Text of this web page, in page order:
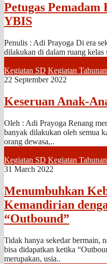
Petugas
YBIS
Penulis : Adi Prayoga Di era
dilakukan di dalam ruang kelas
Kegiatan SD Kegiatan Tahunan
22 September 2022
Keseruan Anak-
Oleh : Adi Prayoga Renang
banyak dilakukan oleh semua
orang dewasa,..
Kegiatan SD Kegiatan Tahunan
31 March 2022
Menumbuhkan
Kemandirian
“Outbound”
Tidak hanya sekedar bermain,
bisa didapatkan ketika
merupakan, usia..